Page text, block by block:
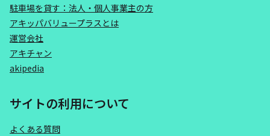
駐車場を貸す：法人・個人事業主の方
アキッパバリュープラスとは
運営会社
アキチャン
akipedia
サイトの利用について
よくある質問